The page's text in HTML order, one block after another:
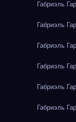
Габриэль
Габриэль
Габриэль
Габриэль
Габриэль
Габриэль